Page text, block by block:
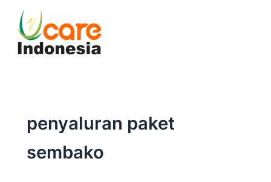
content
penyaluran paket
sembako